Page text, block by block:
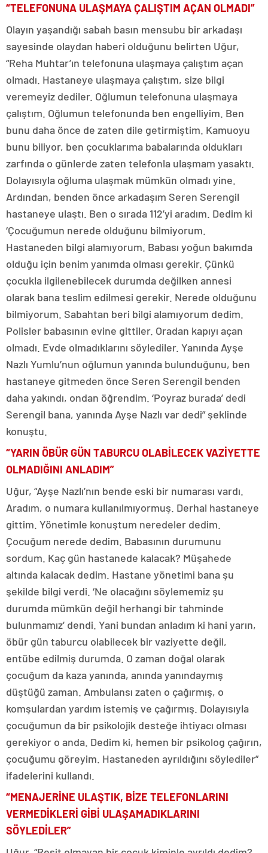
“TELEFONUNA ULAŞMAYA ÇALIŞTIM AÇAN OLMADI”
Olayın yaşandığı sabah basın mensubu bir arkadaşı
sayesinde olaydan haberi olduğunu belirten Uğur,
“Reha Muhtar’ın telefonuna ulaşmaya çalıştım açan
olmadı. Hastaneye ulaşmaya çalıştım, size bilgi
veremeyiz dediler. Oğlumun telefonuna ulaşmaya
çalıştım. Oğlumun telefonunda ben engelliyim. Ben
bunu daha önce de zaten dile getirmiştim. Kamuoyu
bunu biliyor, ben çocuklarıma babalarında oldukları
zarfında o günlerde zaten telefonla ulaşmam yasaktı.
Dolayısıyla oğluma ulaşmak mümkün olmadı yine.
Ardından, benden önce arkadaşım Seren Serengil
hastaneye ulaştı. Ben o sırada 112’yi aradım. Dedim ki
‘Çocuğumun nerede olduğunu bilmiyorum.
Hastaneden bilgi alamıyorum. Babası yoğun bakımda
olduğu için benim yanımda olması gerekir. Çünkü
çocukla ilgilenebilecek durumda değilken annesi
olarak bana teslim edilmesi gerekir. Nerede olduğunu
bilmiyorum. Sabahtan beri bilgi alamıyorum dedim.
Polisler babasının evine gittiler. Oradan kapıyı açan
olmadı. Evde olmadıklarını söylediler. Yanında Ayşe
Nazlı Yumlu’nun oğlumun yanında bulunduğunu, ben
hastaneye gitmeden önce Seren Serengil benden
daha yakındı, ondan öğrendim. ‘Poyraz burada’ dedi
Serengil bana, yanında Ayşe Nazlı var dedi” şeklinde
konuştu.
“YARIN ÖBÜR GÜN TABURCU OLABİLECEK VAZİYETTE
OLMADIĞINI ANLADIM”
Uğur, “Ayşe Nazlı’nın bende eski bir numarası vardı.
Aradım, o numara kullanılmıyormuş. Derhal hastaneye
gittim. Yönetimle konuştum neredeler dedim.
Çocuğum nerede dedim. Babasının durumunu
sordum. Kaç gün hastanede kalacak? Müşahede
altında kalacak dedim. Hastane yönetimi bana şu
şekilde bilgi verdi. ‘Ne olacağını söylememiz şu
durumda mümkün değil herhangi bir tahminde
bulunmamız’ dendi. Yani bundan anladım ki hani yarın,
öbür gün taburcu olabilecek bir vaziyette değil,
entübe edilmiş durumda. O zaman doğal olarak
çocuğum da kaza yanında, anında yanındaymış
düştüğü zaman. Ambulansı zaten o çağırmış, o
komşulardan yardım istemiş ve çağırmış. Dolayısıyla
çocuğumun da bir psikolojik desteğe ihtiyacı olması
gerekiyor o anda. Dedim ki, hemen bir psikolog çağırın,
çocuğumu göreyim. Hastaneden ayrıldığını söylediler”
ifadelerini kullandı.
“MENAJERİNE ULAŞTIK, BİZE TELEFONLARINI
VERMEDİKLERİ GİBİ ULAŞAMADIKLARINI
SÖYLEDİLER”